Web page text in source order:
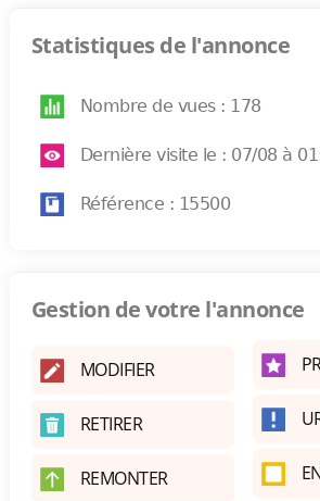
Statistiques de l'annonce
Nombre de vues : 178
Dernière visite le : 07/08 à
Référence : 15500
Gestion de votre l'annonce
MODIFIER
RETIRER
REMONTER